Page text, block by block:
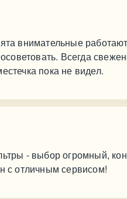
внимательные
Всегда
пока не видел.
- выбор огромный,
с отличным сервисом!